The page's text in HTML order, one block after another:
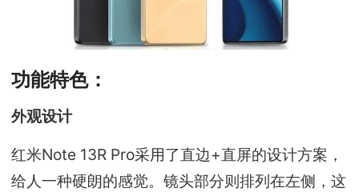
功能特色：
外观设计
红米Note 13R Pro采用了直边+直屏的设计方案，
给人一种硬朗的感觉。镜头部分则排列在左侧，这